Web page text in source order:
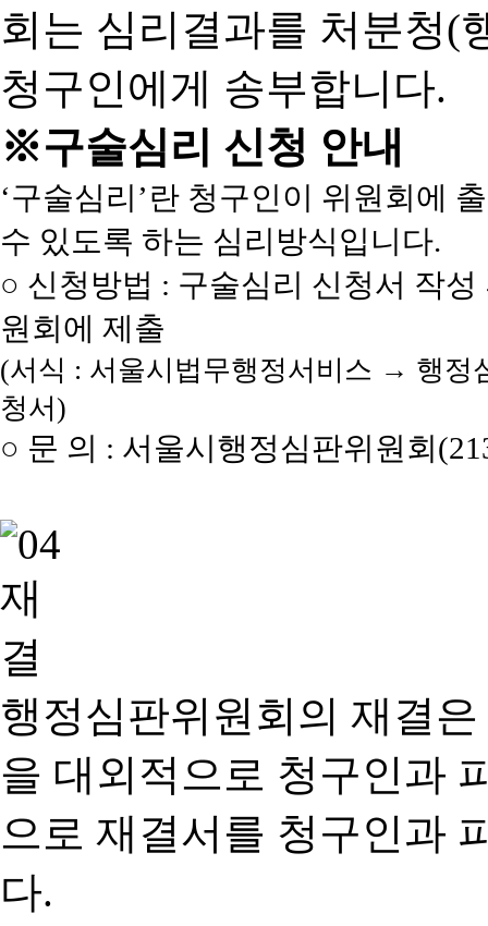
회는 심리결과를 처분청(
청구인에게 송부합니다.
※구술심리 신청 안내
‘구술심리’란 청구인이 위원회에
수 있도록 하는 심리방식입니다.
○ 신청방법 : 구술심리 신청서 작
원회에 제출
(서식 : 서울시법무행정서비스 → 행
청서)
○ 문 의 : 서울시행정심판위원회
행정심판위원회의 재결
을 대외적으로 청구인과
으로 재결서를 청구인과
다.